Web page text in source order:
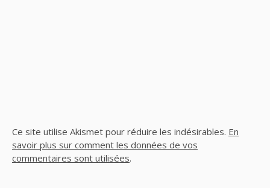
Ce site utilise Akismet pour réduire les indésirables. En
savoir plus sur comment les données de vos
commentaires sont utilisées.